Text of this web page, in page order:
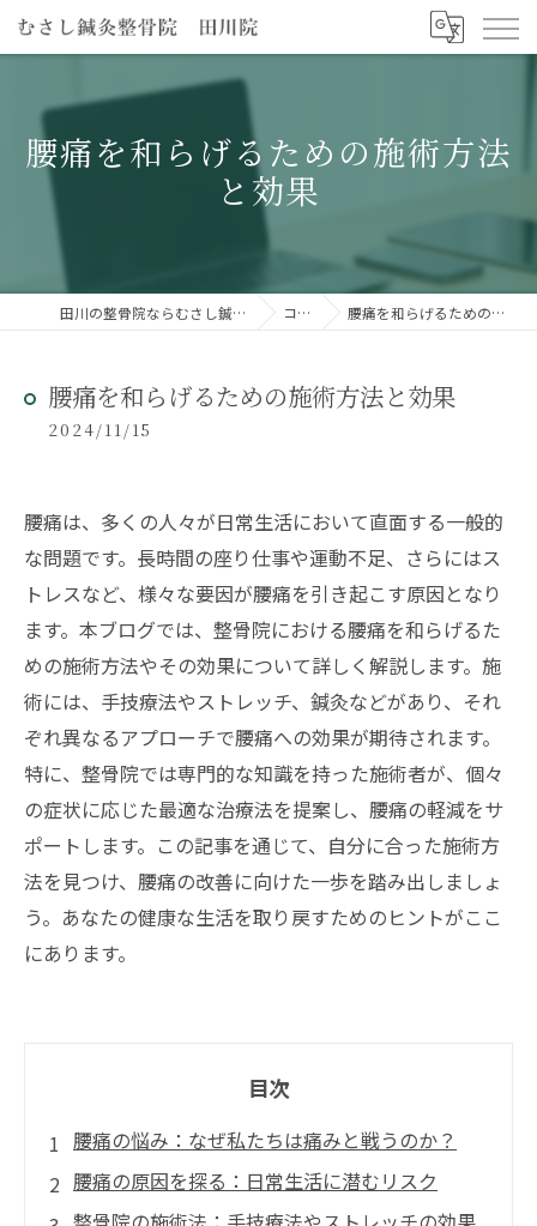
腰痛を和らげるための施術方法
と効果
田川の整骨院ならむさし鍼灸整骨院 田川院 コラム 腰痛を和らげるための施術方法と効果
腰痛を和らげるための施術方法と効果
2024/11/15
腰痛は、多くの人々が日常生活において直面する一般的
な問題です。長時間の座り仕事や運動不足、さらにはス
トレスなど、様々な要因が腰痛を引き起こす原因となり
ます。本ブログでは、整骨院における腰痛を和らげるた
めの施術方法やその効果について詳しく解説します。施
術には、手技療法やストレッチ、鍼灸などがあり、それ
ぞれ異なるアプローチで腰痛への効果が期待されます。
特に、整骨院では専門的な知識を持った施術者が、個々
の症状に応じた最適な治療法を提案し、腰痛の軽減をサ
ポートします。この記事を通じて、自分に合った施術方
法を見つけ、腰痛の改善に向けた一歩を踏み出しましょ
う。あなたの健康な生活を取り戻すためのヒントがここ
にあります。
目次
腰痛の悩み：なぜ私たちは痛みと戦うのか？
腰痛の原因を探る：日常生活に潜むリスク